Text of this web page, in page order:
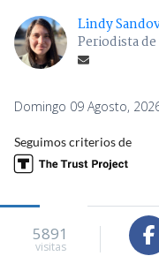
Lindy
Periodista
Domingo 09 Agosto,
Seguimos criterios de
5891
visitas